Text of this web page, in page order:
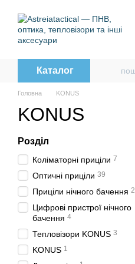
Каталог
Головна KONUS
KONUS
Розділ
Коліматорні приціли 7
Оптичні приціли 39
Приціли нічного бачення 2
Цифрові пристрої нічного
бачення 4
Тепловізори KONUS 3
KONUS 1